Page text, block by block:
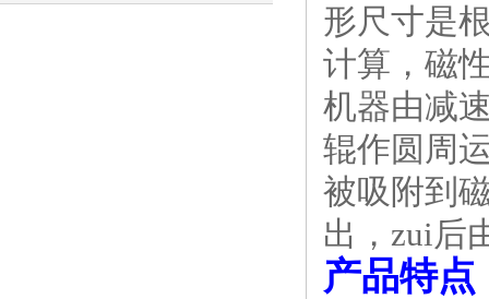
形尺寸是
计算，磁
机器由减
辊作圆周
被吸附到
出，zui后
产品特点